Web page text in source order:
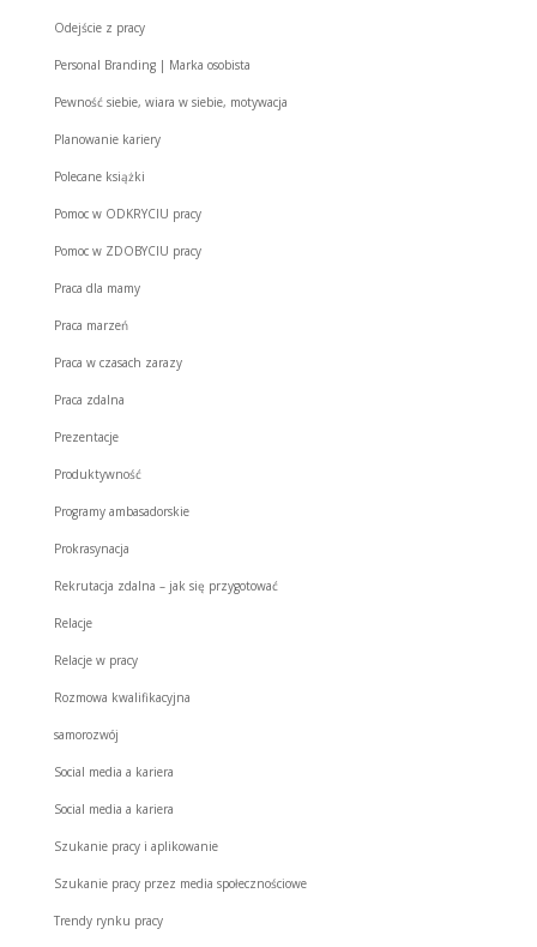
Odejście z pracy
Personal Branding | Marka osobista
Pewność siebie, wiara w siebie, motywacja
Planowanie kariery
Polecane książki
Pomoc w ODKRYCIU pracy
Pomoc w ZDOBYCIU pracy
Praca dla mamy
Praca marzeń
Praca w czasach zarazy
Praca zdalna
Prezentacje
Produktywność
Programy ambasadorskie
Prokrasynacja
Rekrutacja zdalna – jak się przygotować
Relacje
Relacje w pracy
Rozmowa kwalifikacyjna
samorozwój
Social media a kariera
Social media a kariera
Szukanie pracy i aplikowanie
Szukanie pracy przez media społecznościowe
Trendy rynku pracy